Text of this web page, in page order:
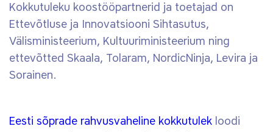
Kokkutuleku koostööpartnerid ja toetajad on
Ettevõtluse ja Innovatsiooni Sihtasutus,
Välisministeerium, Kultuuriministeerium ning
ettevõtted Skaala, Tolaram, NordicNinja, Levira ja
Sorainen.
Eesti sõprade rahvusvaheline kokkutulek loodi